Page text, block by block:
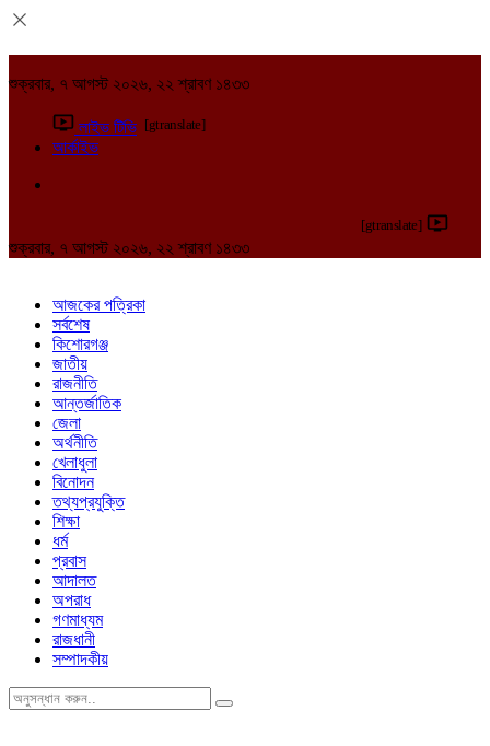
শুক্রবার, ৭ আগস্ট ২০২৬, ২২ শ্রাবণ ১৪৩৩
লাইভ টিভি [gtranslate]
আর্কাইভ
[gtranslate]
শুক্রবার, ৭ আগস্ট ২০২৬, ২২ শ্রাবণ ১৪৩৩
আজকের পত্রিকা
সর্বশেষ
কিশোরগঞ্জ
জাতীয়
রাজনীতি
আন্তর্জাতিক
জেলা
অর্থনীতি
খেলাধুলা
বিনোদন
তথ্যপ্রযুক্তি
শিক্ষা
ধর্ম
প্রবাস
আদালত
অপরাধ
গণমাধ্যম
রাজধানী
সম্পাদকীয়